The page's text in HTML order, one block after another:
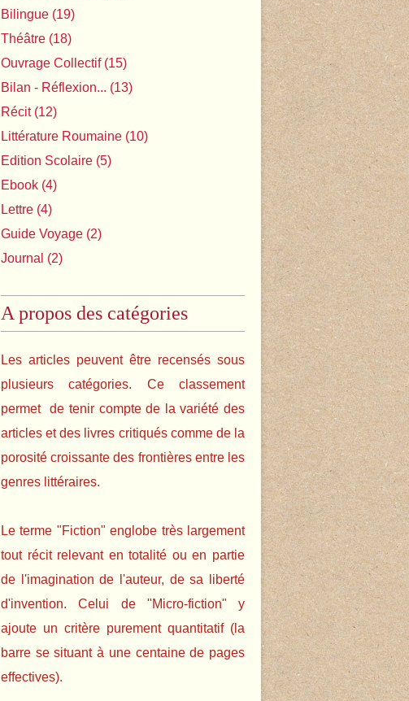
Bilingue (19)
Théâtre (18)
Ouvrage Collectif(15)
Bilan - Réflexion... (13)
Récit(12)
Littérature Roumaine (10)
Edition Scolaire (5)
Ebook (4)
Lettre (4)
Guide Voyage (2)
Journal (2)
A propos des catégories
Les articles peuvent être recensés sous
plusieurs catégories. Ce classement
permet de tenir compte de la variété des
articles et des livres critiqués comme de la
porosité croissante des frontières entre les
genres littéraires.
Le terme "Fiction" englobe très largement
tout récit relevant en totalité ou en partie
de l'imagination de l'auteur, de sa liberté
d'invention. Celui de "Micro-fiction" y
ajoute un critère purement quantitatif (la
barre se situant à une centaine de pages
effectives).